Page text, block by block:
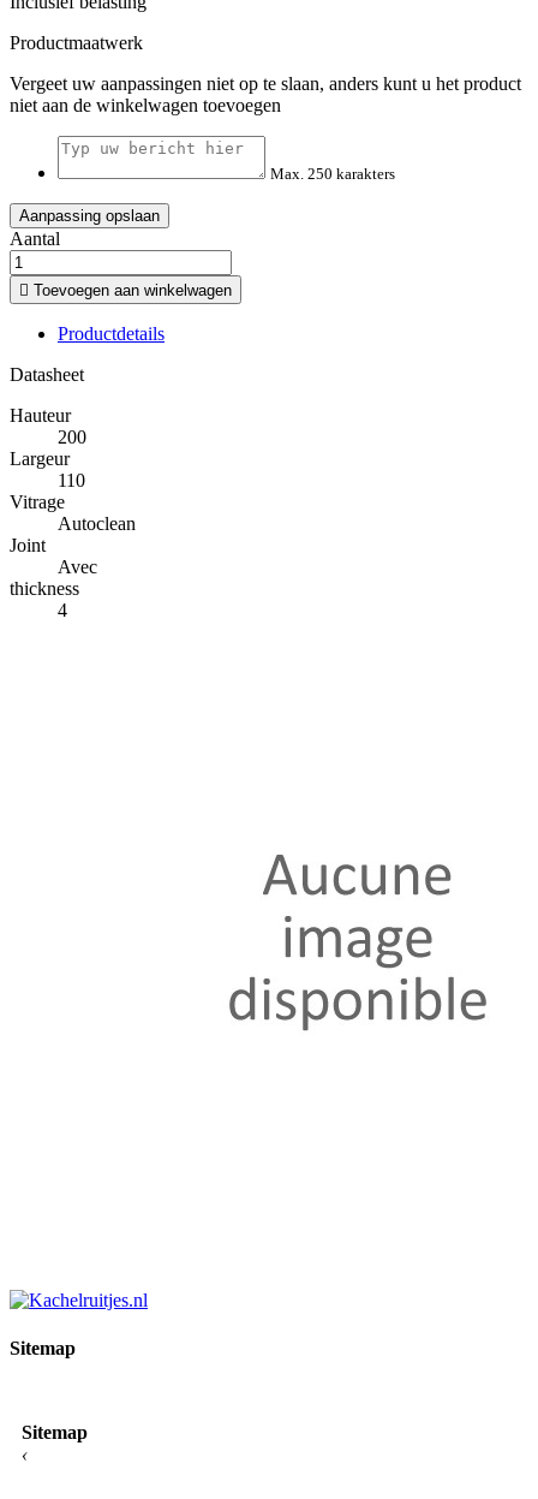
Productmaatwerk
Vergeet uw aanpassingen niet op te slaan, anders kunt u het product
niet aan de winkelwagen toevoegen
Max. 250 karakters
Aanpassing opslaan
Aantal
 Toevoegen aan winkelwagen
Productdetails
Datasheet
Hauteur
200
Largeur
110
Vitrage
Autoclean
Joint
Avec
thickness
4
Sitemap
Sitemap
‹